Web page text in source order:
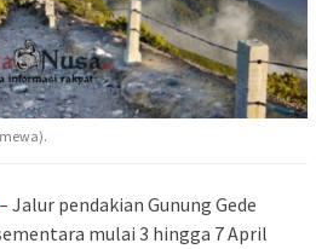
– Jalur pendakian Gunung Gede
mulai 3 hingga 7 April